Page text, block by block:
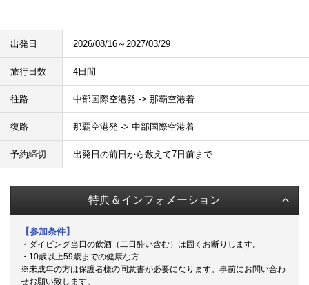
出発日 2026/08/16～2027/03/29
旅行日数 4日間
往路 中部国際空港発 -> 那覇空港着
復路 那覇空港発 -> 中部国際空港着
予約締切 出発日の前日から数えて7日前まで
特典＆インフォメーション
【参加条件】
・ダイビング当日の飲酒（二日酔い含む）は固くお断りします。
・10歳以上59歳までの健康な方
※未成年の方は保護者様の同意書が必要になります。事前にお問い合わ
せお願い致します。